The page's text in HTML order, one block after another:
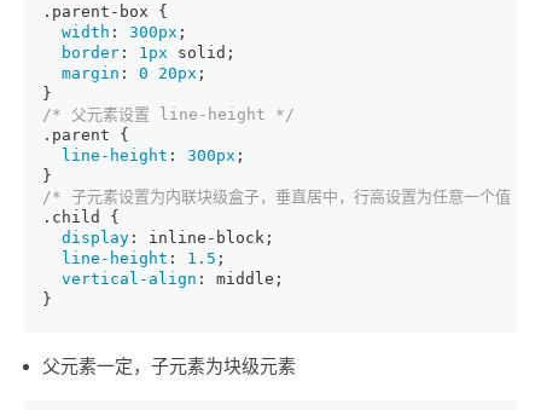
.parent-box {
width : 300px ;
border : 1px solid;
margin : 0 20px ;
}
/* 父元素设置 line-height */
.parent {
line-height : 300px ;
}
/* 子元素设置为内联块级盒子，垂直居中，行高设置为任意一个值 */
.child
{
display : inline-block;
line-height : 1.5 ;
vertical-align : middle;
}
父元素一定，子元素为块级元素